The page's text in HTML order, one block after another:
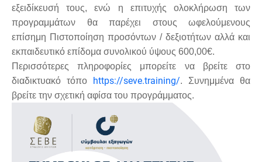
εξειδίκευσή τους, ενώ η επιτυχής ολοκλήρωση των
προγραμμάτων θα παρέχει στους ωφελούμενους
επίσημη Πιστοποίηση προσόντων / δεξιοτήτων αλλά και
εκπαιδευτικό επίδομα συνολικού ύψους 600,00€.
Περισσότερες πληροφορίες μπορείτε να βρείτε στο
διαδικτυακό τόπο https://seve.training/. Συνημμένα θα
βρείτε την σχετική αφίσα του προγράμματος.